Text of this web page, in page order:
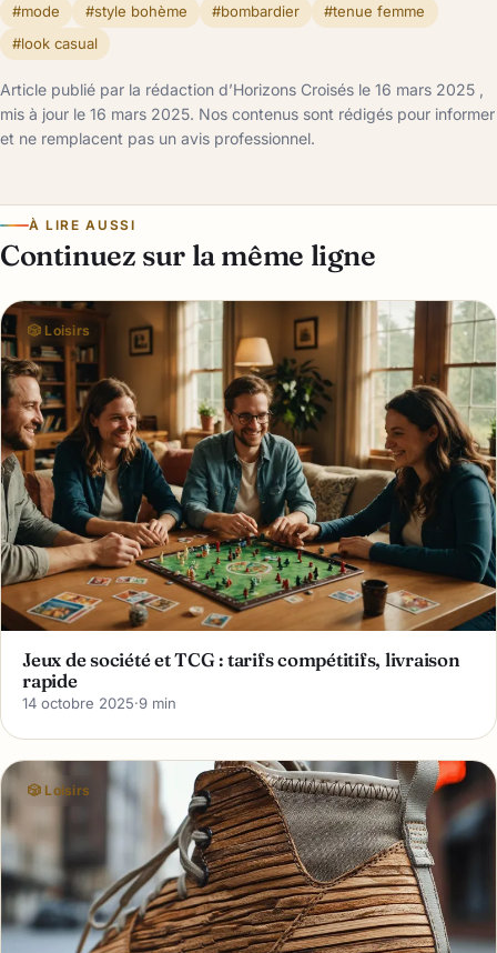
#mode #style bohème #bombardier
#tenue femme
#look casual
Article publié par la rédaction d’Horizons Croisés le 16 mars 2025 ,
mis à jour le 16 mars 2025. Nos contenus sont rédigés pour informer
et ne remplacent pas un avis professionnel.
À LIRE AUSSI
Continuez sur la même ligne
🎲 Loisirs
Jeux de société et TCG : tarifs compétitifs, livraison
rapide
14 octobre 2025·9 min
🎲 Loisirs